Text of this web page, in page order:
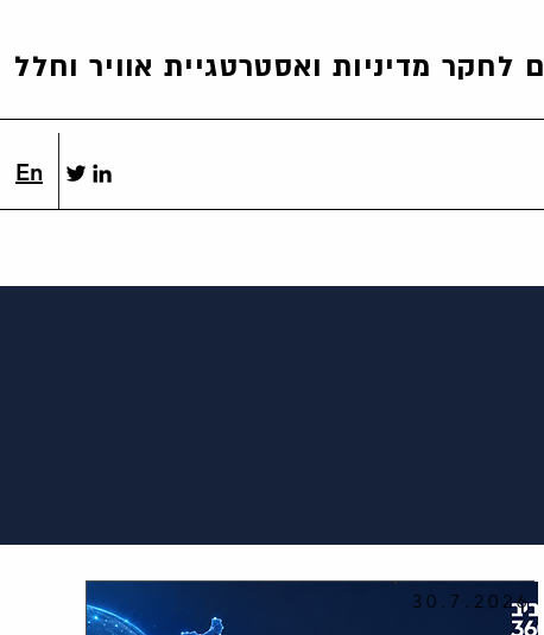
לחקר מדיניות ואסטרטגיית אוויר וחלל
En
30.7.2026